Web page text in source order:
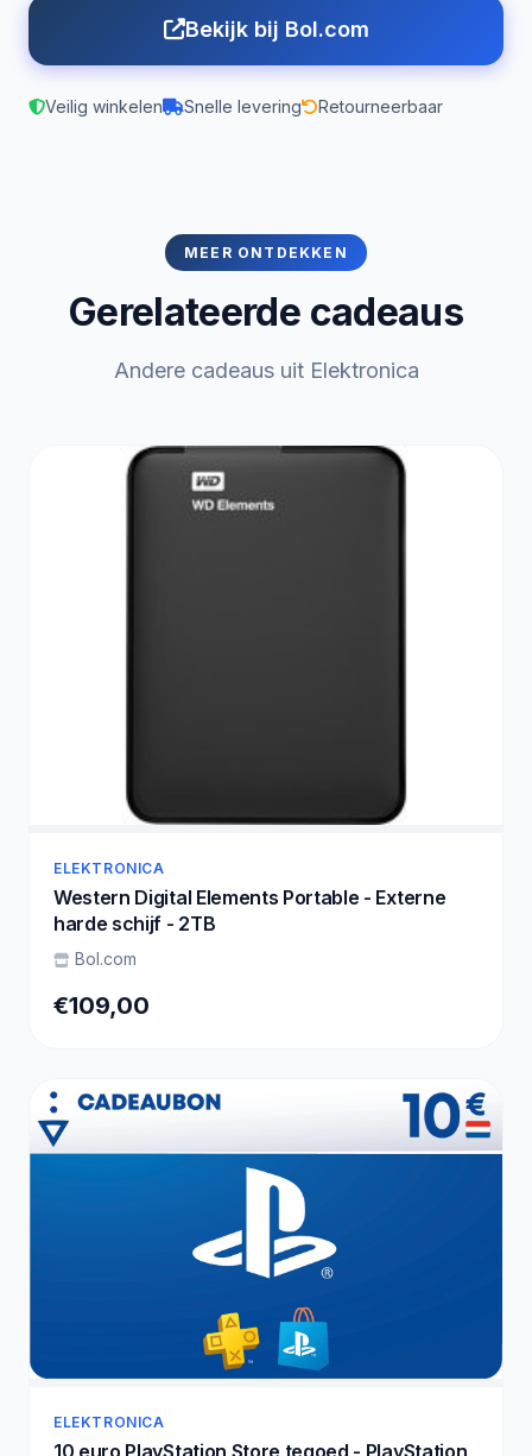
Bekijk bij Bol.com
Veilig winkelen Snelle levering Retourneerbaar
MEER ONTDEKKEN
Gerelateerde cadeaus
Andere cadeaus uit Elektronica
ELEKTRONICA
Western Digital Elements Portable - Externe
harde schijf - 2TB
Bol.com
€109,00
ELEKTRONICA